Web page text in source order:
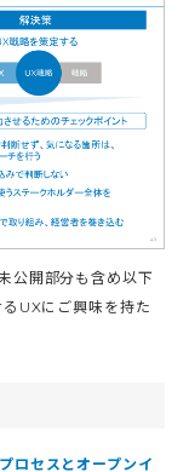
公開部分も含め以下
UXにご興味を持た
ロセスとオープンイ